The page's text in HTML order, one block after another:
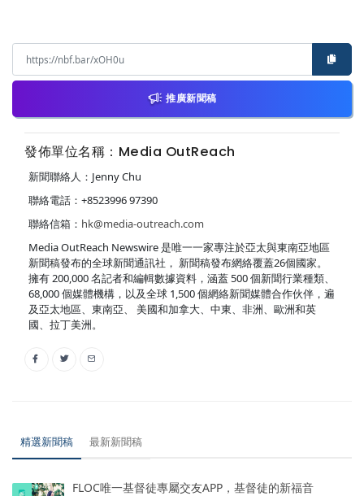
推廣新聞稿
發佈單位名稱：Media OutReach
新聞聯絡人：Jenny Chu
聯絡電話：+8523996 97390
聯絡信箱： hk@media-outreach.com
Media OutReach Newswire 是唯一一家專注於亞太與東南亞地區
新聞稿發布的全球新聞通訊社， 新聞稿發布網絡覆蓋26個國家。
擁有 200,000 名記者和編輯數據資料，涵蓋 500 個新聞行業種類、
68,000 個媒體機構，以及全球 1,500 個網絡新聞媒體合作伙伴，遍
及亞太地區、東南亞、 美國和加拿大、中東、非洲、歐洲和英
國、拉丁美洲。
精選新聞稿 最新新聞稿
FLOC唯一基督徒專屬交友APP，基督徒的新福音